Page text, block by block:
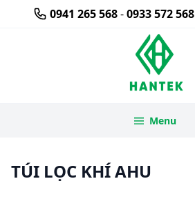
0941 265 568 - 0933 572 568
Menu
TÚI LỌC KHÍ AHU